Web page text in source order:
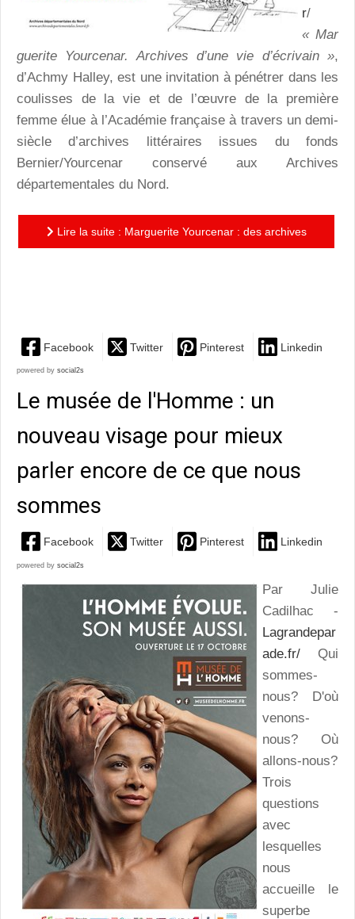
r/
« Mar
guerite Yourcenar. Archives d’une vie d’écrivain »,
d’Achmy Halley, est une invitation à pénétrer dans les
coulisses de la vie et de l’œuvre de la première
femme élue à l’Académie française à travers un demi-
siècle d’archives littéraires issues du fonds
Bernier/Yourcenar conservé aux Archives
départementales du Nord.
Lire la suite : Marguerite Yourcenar : des archives
Facebook Twitter Pinterest Linkedin
powered by social2s
Le musée de l'Homme : un
nouveau visage pour mieux
parler encore de ce que nous
sommes
Facebook Twitter Pinterest Linkedin
powered by social2s
Par Julie
Cadilhac -
Lagrandepar
ade.fr/ Qui
sommes-
nous? D'où
venons-
nous? Où
allons-nous?
Trois
questions
avec
lesquelles
nous
accueille le
superbe